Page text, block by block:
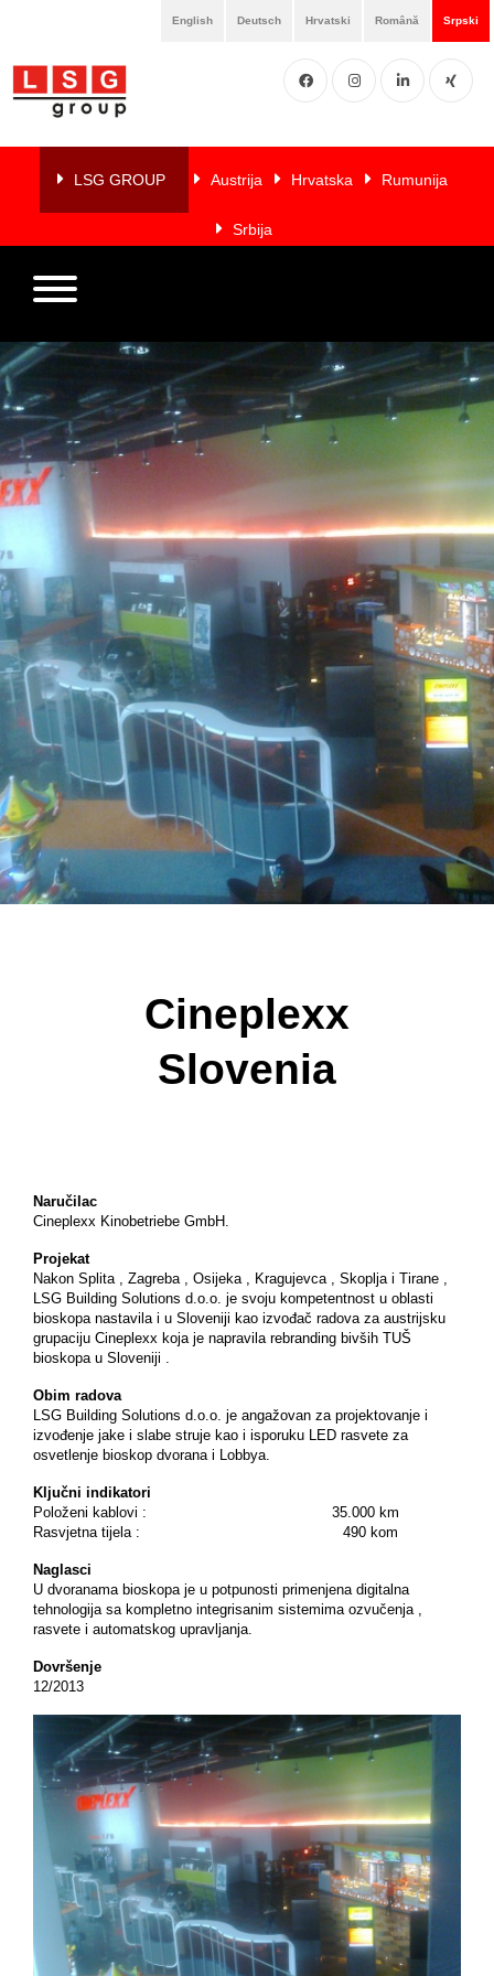
Home
O
nama
Usluge
Reference
LSG
NEWS
Karijera
Kontakt
Investitora
English Deutsch Hrvatski Română Srpski
FacebookInstgramLinkedINXING
LSG GROUP Austrija Hrvatska Rumunija
Srbija
Cineplexx
Slovenia
Naručilac
Cineplexx Kinobetriebe GmbH.
Projekat
Nakon Splita , Zagreba , Osijeka , Kragujevca , Skoplja i Tirane ,
LSG Building Solutions d.o.o. je svoju kompetentnost u oblasti
bioskopa nastavila i u Sloveniji kao izvođač radova za austrijsku
grupaciju Cineplexx koja je napravila rebranding bivših TUŠ
bioskopa u Sloveniji .
Obim radova
LSG Building Solutions d.o.o. je angažovan za projektovanje i
izvođenje jake i slabe struje kao i isporuku LED rasvete za
osvetlenje bioskop dvorana i Lobbya.
Ključni indikatori
Položeni kablovi : 35.000 km
Rasvjetna tijela : 490 kom
Naglasci
U dvoranama bioskopa je u potpunosti primenjena digitalna
tehnologija sa kompletno integrisanim sistemima ozvučenja ,
rasvete i automatskog upravljanja.
Dovršenje
12/2013